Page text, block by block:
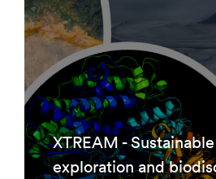
XTREAM - Sustainable
exploration and